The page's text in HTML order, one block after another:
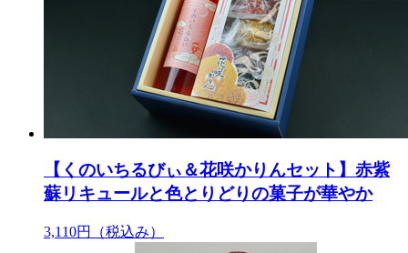
【くのいちるびぃ＆花咲かりんセット】赤紫
蘇リキュールと色とりどりの菓子が華やか
3,110円 （税込み）